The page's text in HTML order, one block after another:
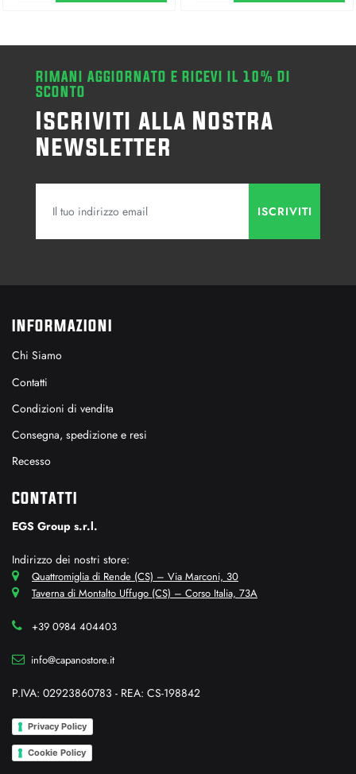
RIMANI AGGIORNATO E RICEVI IL 10% DI
SCONTO
Iscriviti alla Nostra
Newsletter
INFORMAZIONI
Chi Siamo
Contatti
Condizioni di vendita
Consegna, spedizione e resi
Recesso
CONTATTI
EGS Group s.r.l.
Indirizzo dei nostri store:
Quattromiglia di Rende (CS) – Via Marconi, 30
Taverna di Montalto Uffugo (CS) – Corso Italia, 73A
+39 0984 404403
info@capanostore.it
P.IVA: 02923860783 - REA: CS-198842
Privacy Policy
Cookie Policy